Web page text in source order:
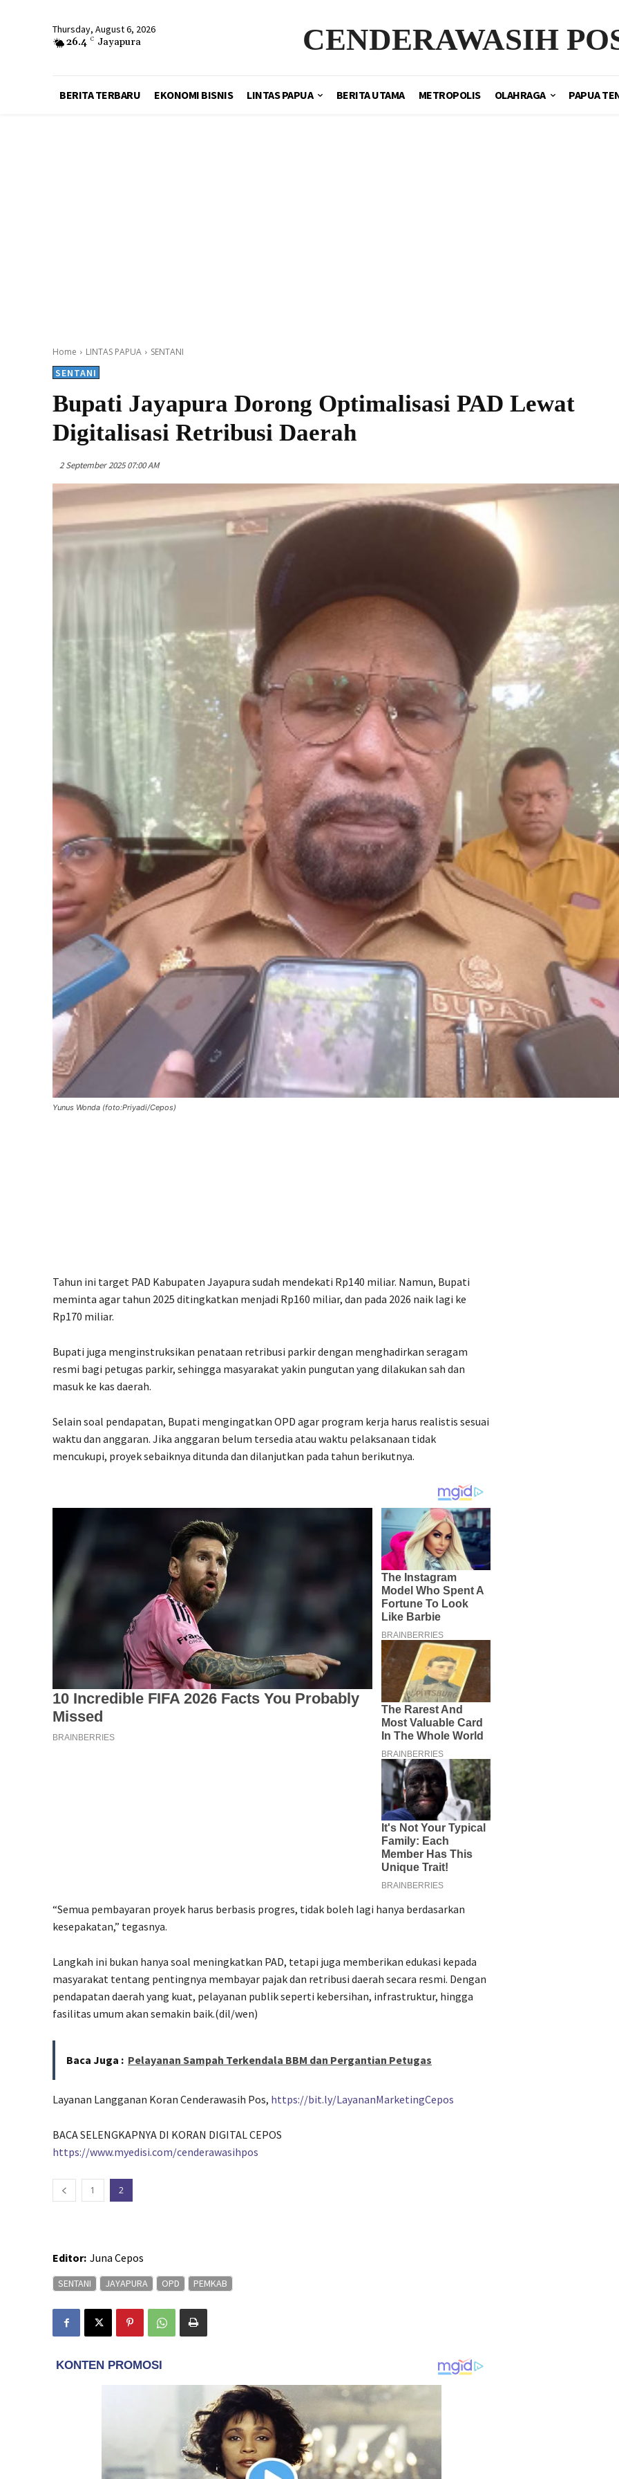
Thursday, August 6, 2026
26.4 C Jayapura CENDERAWASIH
BERITA TERBARU EKONOMI BISNIS LINTAS PAPUA BERITA UTAMA METROPOLIS OLAHRAGA PAPUA
Home LINTAS PAPUA SENTANI
SENTANI
Bupati Jayapura Dorong Optimalisasi PAD Lewat
Digitalisasi Retribusi Daerah
2 September 2025 07:00 AM
Yunus Wonda (foto:Priyadi/Cepos)
Tahun ini target PAD Kabupaten Jayapura sudah mendekati Rp140 miliar. Namun, Bupati
meminta agar tahun 2025 ditingkatkan menjadi Rp160 miliar, dan pada 2026 naik lagi ke
Rp170 miliar.
Bupati juga menginstruksikan penataan retribusi parkir dengan menghadirkan seragam
resmi bagi petugas parkir, sehingga masyarakat yakin pungutan yang dilakukan sah dan
masuk ke kas daerah.
Selain soal pendapatan, Bupati mengingatkan OPD agar program kerja harus realistis sesuai
waktu dan anggaran. Jika anggaran belum tersedia atau waktu pelaksanaan tidak
mencukupi, proyek sebaiknya ditunda dan dilanjutkan pada tahun berikutnya.
“Semua pembayaran proyek harus berbasis progres, tidak boleh lagi hanya berdasarkan
kesepakatan,” tegasnya.
Langkah ini bukan hanya soal meningkatkan PAD, tetapi juga memberikan edukasi kepada
masyarakat tentang pentingnya membayar pajak dan retribusi daerah secara resmi. Dengan
pendapatan daerah yang kuat, pelayanan publik seperti kebersihan, infrastruktur, hingga
fasilitas umum akan semakin baik.(dil/wen)
Baca Juga : Pelayanan Sampah Terkendala BBM dan Pergantian Petugas
Layanan Langganan Koran Cenderawasih Pos, https://bit.ly/LayananMarketingCepos
BACA SELENGKAPNYA DI KORAN DIGITAL CEPOS
https://www.myedisi.com/cenderawasihpos
1 2
Editor: Juna Cepos
SENTANI JAYAPURA OPD PEMKAB